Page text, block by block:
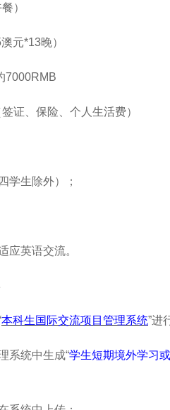
）
元*13晚）
7000RMB
证、保险、个人生活费）
学生除外）；
应英语交流。
本科生国际交流项目管理系统”进
系统中生成“学生短期境外学习